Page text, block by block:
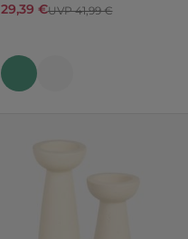
29,39 €UVP 41,99 €